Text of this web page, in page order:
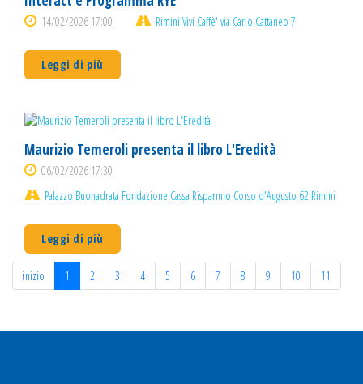
14/02/2026 17:00 Rimini Vivi Caffè' via Carlo Cattaneo 7
Leggi di più
Maurizio Temeroli presenta il libro L'Eredità
06/02/2026 17:30
Palazzo Buonadrata Fondazione Cassa Risparmio Corso d'Augusto 62 Rimini
Leggi di più
inizio 1 2 3 4 5 6 7 8 9 10 11